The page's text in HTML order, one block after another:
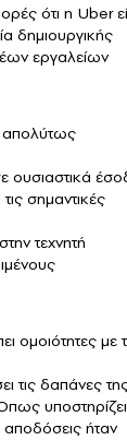
ότι η Uber
δημιουργικής
εργαλείων
απολύτως
ουσιαστικά
σημαντικές
τεχνητή
ομοιότητες με
τις δαπάνες
αποδόσεις ήταν